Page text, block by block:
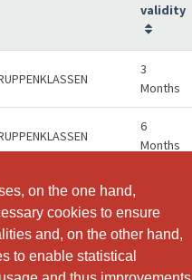
on the one hand,
cookies to ensure
and, on the other hand,
to enable statistical
on the one hand,
cookies to ensure
and, on the other hand,
to enable statistical
validity
3
Months
6
Months
2